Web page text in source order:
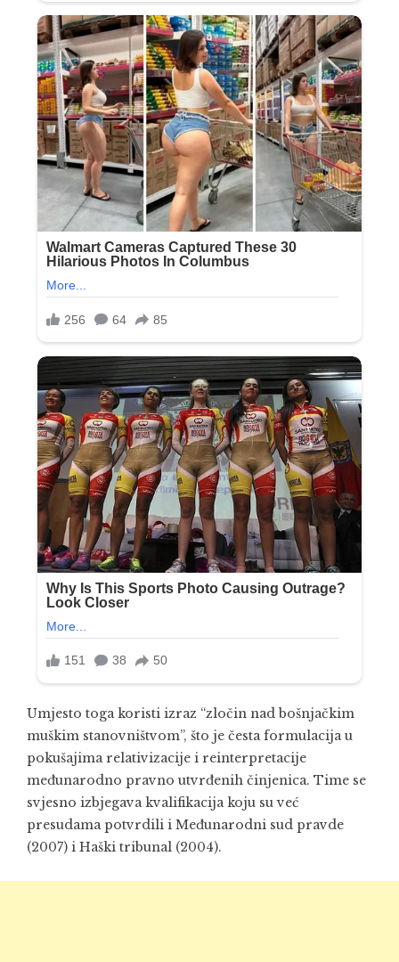
Umjesto toga koristi izraz “zločin nad bošnjačkim
muškim stanovništvom”, što je česta formulacija u
pokušajima relativizacije i reinterpretacije
međunarodno pravno utvrđenih činjenica. Time se
svjesno izbjegava kvalifikacija koju su već
presudama potvrdili i Međunarodni sud pravde
(2007) i Haški tribunal (2004).